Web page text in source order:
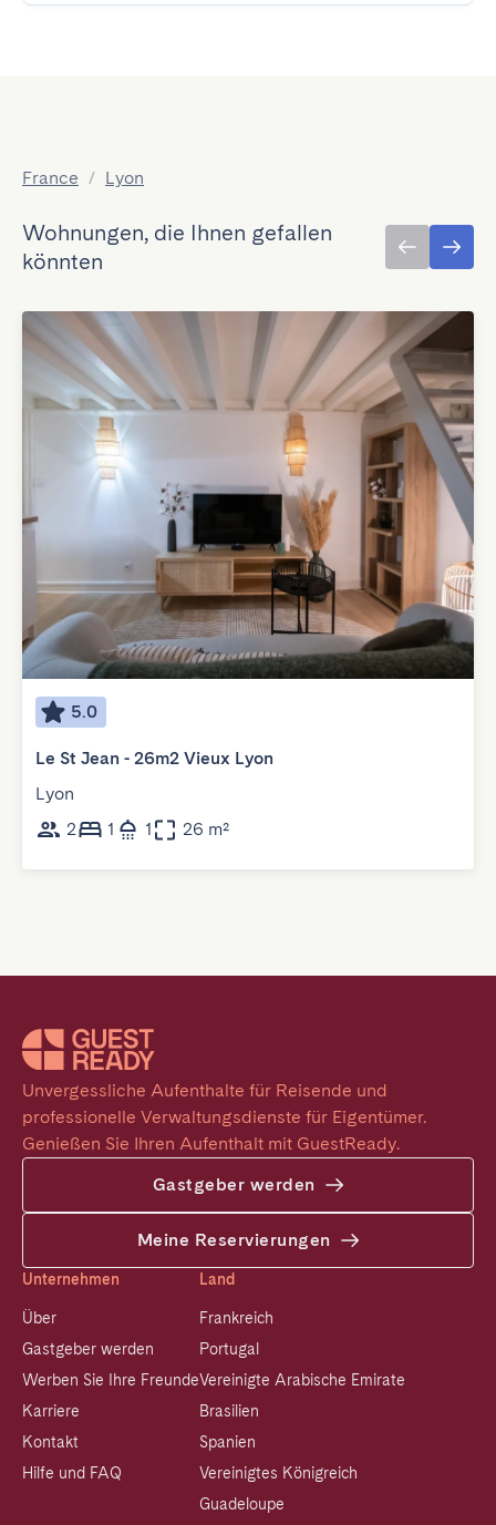
France / Lyon
Wohnungen, die Ihnen gefallen
könnten
5.0
Le St Jean - 26m2 Vieux Lyon
Lyon
2
1 1 26 m²
Unvergessliche Aufenthalte für Reisende und
professionelle Verwaltungsdienste für Eigentümer.
Genießen Sie Ihren Aufenthalt mit GuestReady.
Gastgeber werden
Meine Reservierungen
Unternehmen
Über
Gastgeber werden
Werben Sie Ihre Freunde
Karriere
Kontakt
Hilfe und FAQ
Land
Frankreich
Portugal
Vereinigte Arabische Emirate
Brasilien
Spanien
Vereinigtes Königreich
Guadeloupe